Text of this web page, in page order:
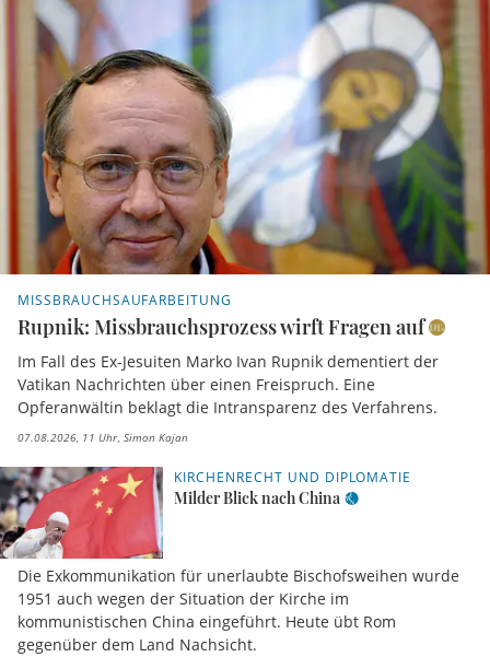
MISSBRAUCHSAUFARBEITUNG
Rupnik: Missbrauchsprozess wirft Fragen auf
Im Fall des Ex-Jesuiten Marko Ivan Rupnik dementiert der
Vatikan Nachrichten über einen Freispruch. Eine
Opferanwältin beklagt die Intransparenz des Verfahrens.
07.08.2026, 11 Uhr Simon Kajan
KIRCHENRECHT UND DIPLOMATIE
Milder Blick nach China
Die Exkommunikation für unerlaubte Bischofsweihen wurde
1951 auch wegen der Situation der Kirche im
kommunistischen China eingeführt. Heute übt Rom
gegenüber dem Land Nachsicht.